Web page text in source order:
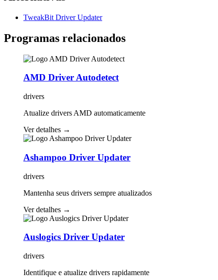
TweakBit Driver Updater
Programas relacionados
AMD Driver Autodetect
drivers
Atualize drivers AMD automaticamente
Ver detalhes →
Ashampoo Driver Updater
drivers
Mantenha seus drivers sempre atualizados
Ver detalhes →
Auslogics Driver Updater
drivers
Identifique e atualize drivers rapidamente